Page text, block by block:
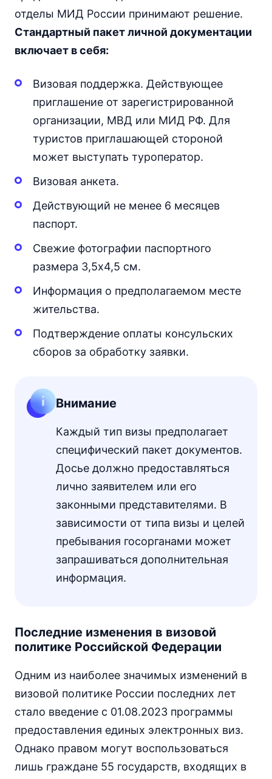
отделы МИД России принимают решение.
Стандартный пакет личной документации
включает в себя:
Визовая поддержка. Действующее
приглашение от зарегистрированной
организации, МВД или МИД РФ. Для
туристов приглашающей стороной
может выступать туроператор.
Визовая анкета.
Действующий не менее 6 месяцев
паспорт.
Свежие фотографии паспортного
размера 3,5х4,5 см.
Информация о предполагаемом месте
жительства.
Подтверждение оплаты консульских
сборов за обработку заявки.
Внимание
Каждый тип визы предполагает
специфический пакет документов.
Досье должно предоставляться
лично заявителем или его
законными представителями. В
зависимости от типа визы и целей
пребывания госорганами может
запрашиваться дополнительная
информация.
Последние изменения в визовой
политике Российской Федерации
Одним из наиболее значимых изменений в
визовой политике России последних лет
стало введение с 01.08.2023 программы
предоставления единых электронных виз.
Однако правом могут воспользоваться
лишь граждане 55 государств, входящих в